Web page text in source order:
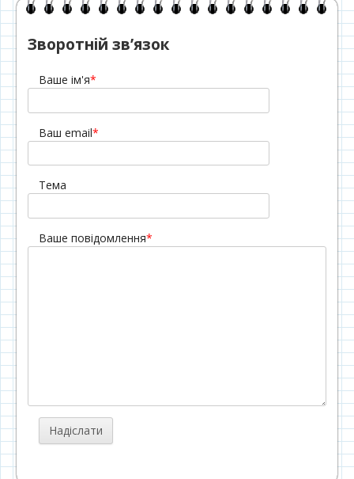
Зворотній зв’язок
Ваше ім'я*
Ваш email*
Тема
Ваше повідомлення*